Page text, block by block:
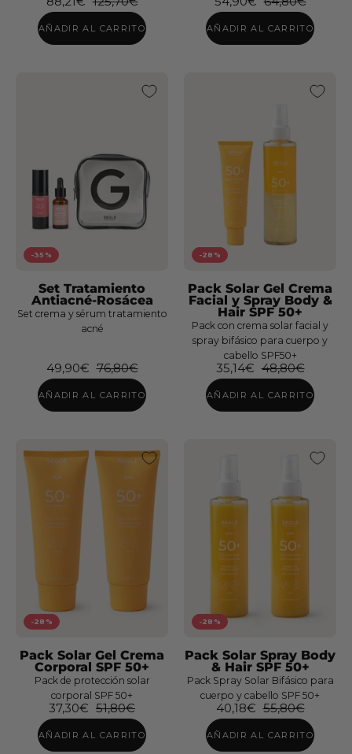
Sérum
Glicolmix
+
Solar
SPF50+
3
AÑADIR AL CARRITO
Rutina
capilar
AÑADIR AL CARRITO
-35%
Set Tratamiento
Antiacné-Rosácea
Set crema y sérum tratamiento
acné
49,90€ 76,80€
AÑADIR AL CARRITO
-28%
Pack Solar Gel Crema
Facial y Spray Body &
Hair SPF 50+
Pack con crema solar facial y
spray bifásico para cuerpo y
cabello SPF50+
35,14€ 48,80€
AÑADIR AL CARRITO
-28%
Pack Solar Gel Crema
Corporal SPF 50+
Pack de protección solar
corporal SPF 50+
37,30€ 51,80€
AÑADIR AL CARRITO
-28%
Pack Solar Spray Body
& Hair SPF 50+
Pack Spray Solar Bifásico para
cuerpo y cabello SPF 50+
40,18€ 55,80€
AÑADIR AL CARRITO